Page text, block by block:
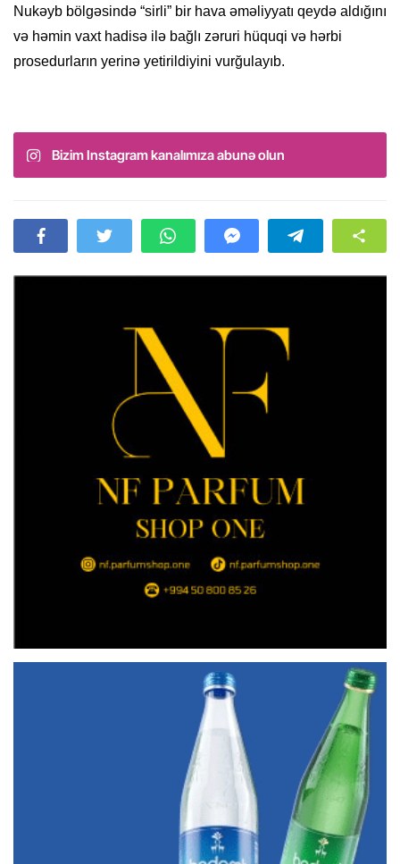
Nukəyb bölgəsində “sirli” bir hava əməliyyatı qeydə aldığını
və həmin vaxt hadisə ilə bağlı zəruri hüquqi və hərbi
prosedurların yerinə yetirildiyini vurğulayıb.
Bizim Instagram kanalımıza abunə olun